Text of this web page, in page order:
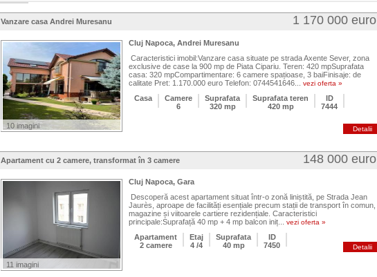
Vanzare casa Andrei Muresanu 1 170 000 euro
10 imagini
Cluj Napoca, Andrei Muresanu
Caracteristici imobil:Vanzare casa situate pe strada Axente Sever, zona
exclusive de case la 900 mp de Piata Cipariu. Teren: 420 mpSuprafata
casa: 320 mpCompartimentare: 6 camere spațioase, 3 baiFinisaje: de
calitate Pret: 1.170.000 euro Telefon: 0744541646... vezi oferta »
Casa
Camere
6
Suprafata
320 mp
Suprafata teren
420 mp
ID
7444
Detalii
Apartament cu 2 camere, transformat în 3 camere 148 000 euro
11 imagini
Cluj Napoca, Gara
Descoperă acest apartament situat într-o zonă liniștită, pe Strada Jean
Jaurès, aproape de facilități esențiale precum stații de transport în comun,
magazine și viitoarele cartiere rezidențiale. Caracteristici
principale:Suprafață 40 mp + 4 mp balcon iniț... vezi oferta »
Apartament
2 camere
Etaj
4 /4
Suprafata
40 mp
ID
7450
Detalii